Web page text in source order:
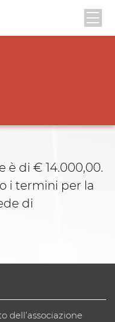
è di € 14.000,00.
i termini per la
di
dell’associazione